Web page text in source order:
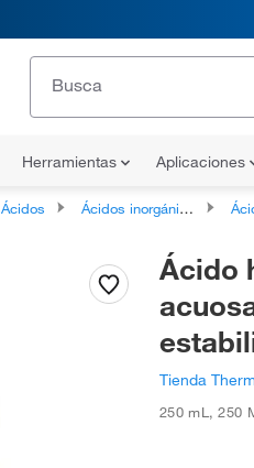
Herramientas Aplicaciones
Ácidos Ácidos inorgánicos
Ácido
Tienda
250 mL ,250